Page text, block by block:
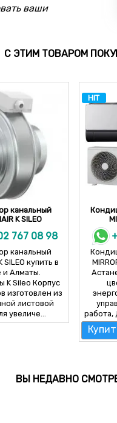
ваши
С ЭТИМ ТОВАРОМ
канальный
K SILEO
767 08 98
канальный
SILEO купить в
и Алматы.
K Sileo Корпус
изготовлен из
листовой
увеличе...
HIT
работа,
ВЫ НЕДАВНО